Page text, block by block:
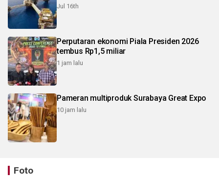
Jul 16th
Perputaran ekonomi Piala Presiden 2026
tembus Rp1,5 miliar
1 jam lalu
Pameran multiproduk Surabaya Great Expo
10 jam lalu
Foto